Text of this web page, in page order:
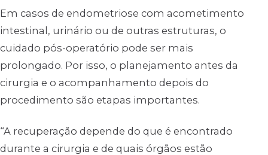
Em casos de endometriose com acometimento
intestinal, urinário ou de outras estruturas, o
cuidado pós-operatório pode ser mais
prolongado. Por isso, o planejamento antes da
cirurgia e o acompanhamento depois do
procedimento são etapas importantes.
“A recuperação depende do que é encontrado
durante a cirurgia e de quais órgãos estão